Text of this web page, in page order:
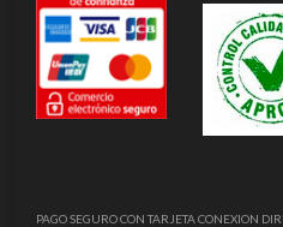
PAGO SEGURO CON TARJETA CONEXION